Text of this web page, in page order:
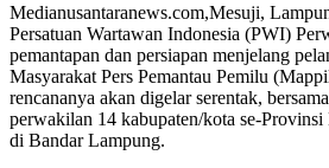
Medianusantaranews.com,Mesuji,
Persatuan Wartawan Indonesia (PWI)
pemantapan dan persiapan menjelang
Masyarakat Pers Pemantau Pemilu
rencananya akan digelar serentak,
perwakilan 14 kabupaten/kota se-
di Bandar Lampung.